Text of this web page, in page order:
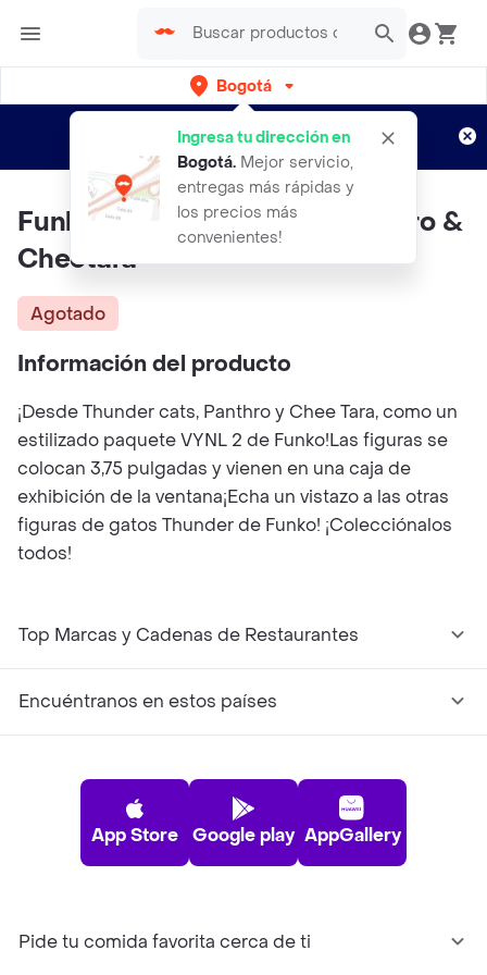
Bogotá
Ingresa tu dirección en
Bogotá. Mejor servicio,
entregas más rápidas y
los precios más
convenientes!
envíos gratis por semanas
Aplican TyC
Funko Vynl Thundercats Panthro &
Cheetara
Agotado
Información del producto
¡Desde Thunder cats, Panthro y Chee Tara, como un
estilizado paquete VYNL 2 de Funko!Las figuras se
colocan 3,75 pulgadas y vienen en una caja de
exhibición de la ventana¡Echa un vistazo a las otras
figuras de gatos Thunder de Funko! ¡Colecciónalos
todos!
Top Marcas y Cadenas de Restaurantes
Encuéntranos en estos países
App Store Google play AppGallery
Pide tu comida favorita cerca de ti